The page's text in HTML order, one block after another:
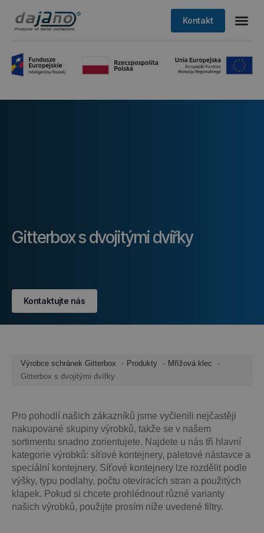
Kontakt
Gitterbox s dvojitými dvířky
Kontaktujte nás
Výrobce schránek Gitterbox Produkty
Mřížová klec
Gitterbox s dvojitými dvířky
Pro pohodlí našich zákazníků jsme vyčlenili nejčastěji
nakupované skupiny výrobků, takže se v našem
sortimentu snadno zorientujete. Najdete u nás tři hlavní
kategorie výrobků: síťové kontejnery, paletové nástavce a
speciální kontejnery. Síťové kontejnery lze rozdělit podle
výšky, typu podlahy, počtu otevíracích stran a použitých
klapek. Pokud si chcete prohlédnout různé varianty
našich výrobků, použijte prosím níže uvedené filtry.